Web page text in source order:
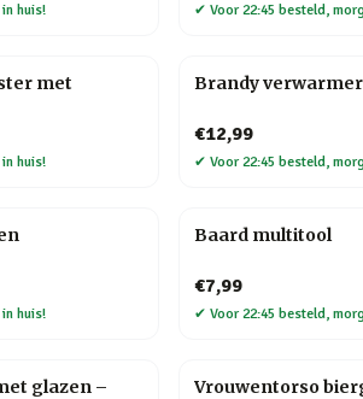
huis! ✔ Voor 22:45 besteld,
met
huis!
Brandy verwarmer
€12,99
✔ Voor 22:45 besteld,
huis!
Baard multitool
€7,99
✔ Voor 22:45 besteld,
glazen –
Vrouwentorso